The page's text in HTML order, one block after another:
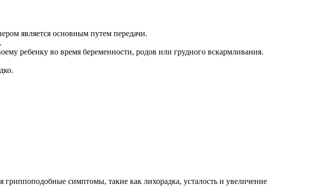
является основным путем передачи.
ребенку во время беременности, родов или грудного вскармливания.
симптомы, такие как лихорадка, усталость и увеличение